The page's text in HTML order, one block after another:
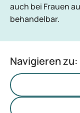
auch bei Frauen
behandelbar.
Navigieren zu: